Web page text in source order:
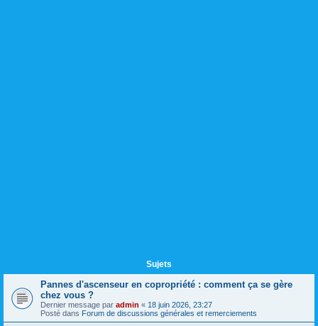
Sujets
Pannes d'ascenseur en copropriété : comment ça se gère
chez vous ?
Dernier message par admin « 18 juin 2026, 23:27
Posté dans Forum de discussions générales et remerciements